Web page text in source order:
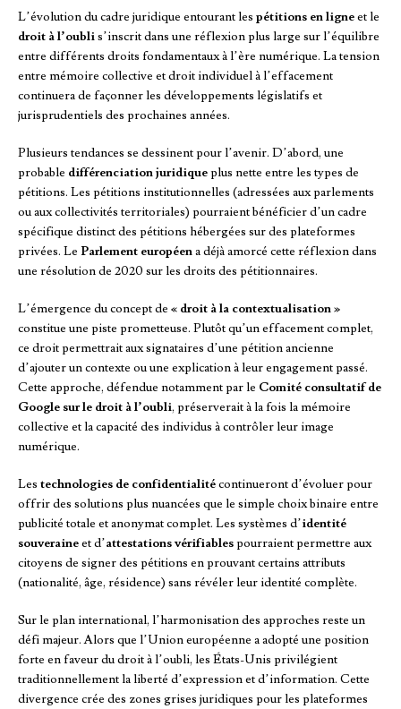
L’évolution du cadre juridique entourant les pétitions en ligneet le
droit à l’oublis’inscrit dans une réflexion plus large sur l’équilibre
entre différents droits fondamentaux à l’ère numérique. La tension
entre mémoire collective et droit individuel à l’effacement
continuera de façonner les développements législatifs et
jurisprudentiels des prochaines années.
Plusieurs tendances se dessinent pour l’avenir. D’abord, une
probable différenciation juridiqueplus nette entre les types de
pétitions. Les pétitions institutionnelles (adressées aux parlements
ou aux collectivités territoriales) pourraient bénéficier d’un cadre
spécifique distinct des pétitions hébergées sur des plateformes
privées. Le Parlement européena déjà amorcé cette réflexion dans
une résolution de 2020 sur les droits des pétitionnaires.
L’émergence du concept de « droit à la contextualisation »
constitue une piste prometteuse. Plutôt qu’un effacement complet,
ce droit permettrait aux signataires d’une pétition ancienne
d’ajouter un contexte ou une explication à leur engagement passé.
Cette approche, défendue notamment par le Comité consultatif de
Google sur le droit à l’oubli, préserverait à la fois la mémoire
collective et la capacité des individus à contrôler leur image
numérique.
Les technologies de confidentialitécontinueront d’évoluer pour
offrir des solutions plus nuancées que le simple choix binaire entre
publicité totale et anonymat complet. Les systèmes d’identité
souveraineet d’attestations vérifiablespourraient permettre aux
citoyens de signer des pétitions en prouvant certains attributs
(nationalité, âge, résidence) sans révéler leur identité complète.
Sur le plan international, l’harmonisation des approches reste un
défi majeur. Alors que l’Union européenne a adopté une position
forte en faveur du droit à l’oubli, les États-Unis privilégient
traditionnellement la liberté d’expression et d’information. Cette
divergence crée des zones grises juridiques pour les plateformes